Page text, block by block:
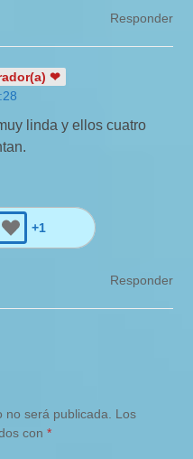
Responder
❤
linda y ellos cuatro
+1
Responder
será publicada.
Los
con*